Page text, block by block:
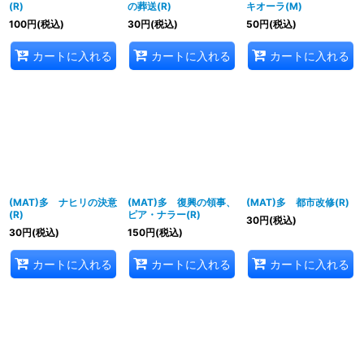
(R)
100円(税込)
カートに入れる
の葬送(R)
30円(税込)
カートに入れる
キオーラ(M)
50円(税込)
カートに入れる
(MAT)多 ナヒリの決意
(R)
30円(税込)
カートに入れる
(MAT)多 復興の領事、
ピア・ナラー(R)
150円(税込)
カートに入れる
(MAT)多 都市改修(R)
30円(税込)
カートに入れる